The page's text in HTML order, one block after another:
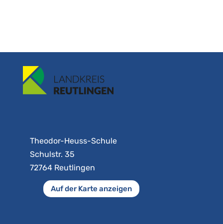
Theodor-Heuss-Schule
Schulstr. 35
72764 Reutlingen
Auf der Karte anzeigen